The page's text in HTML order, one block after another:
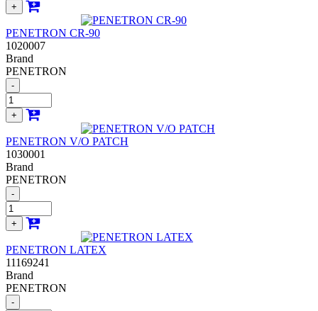
+
PENETRON CR-90
1020007
Brand
PENETRON
-
+
PENETRON V/O PATCH
1030001
Brand
PENETRON
-
+
PENETRON LATEX
11169241
Brand
PENETRON
-